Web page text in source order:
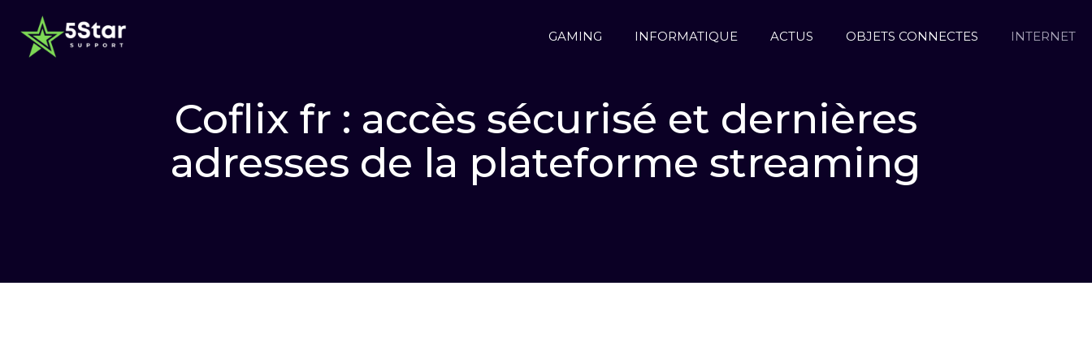
GAMING INFORMATIQUE ACTUS OBJETS CONNECTES INTERNET
Coflix fr : accès sécurisé et dernières
adresses de la plateforme streaming